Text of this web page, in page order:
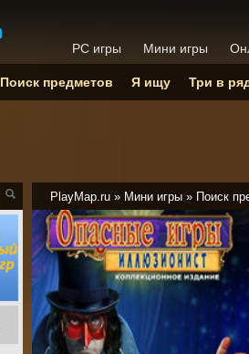
PlayMap.ru » Мини игры » Поиск
PC игры Мини игры
Поиск предметов Я ищу Три в